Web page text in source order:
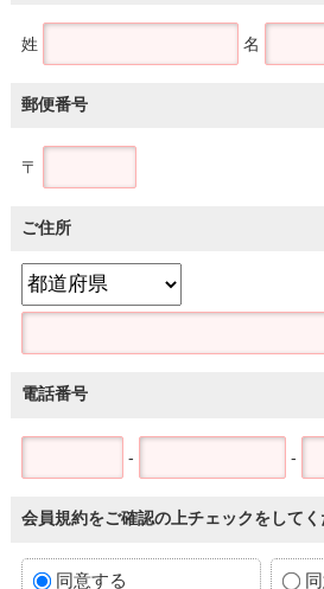
姓 名
郵便番号
〒
ご住所
電話番号
- -
会員規約をご確認の上チェックをしてく
同意する